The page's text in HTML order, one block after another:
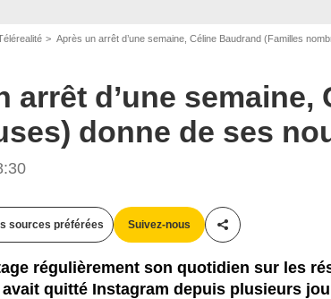
Après un arrêt d’une semaine, Céline Baudrand (Familles
arrêt d’une
donne de ses
sources préférées Suivez-nous
Partager cet
régulièrement son quotidien sur les
quitté Instagram depuis plusieurs
Capture d'écran Familles nombreuses / TF1